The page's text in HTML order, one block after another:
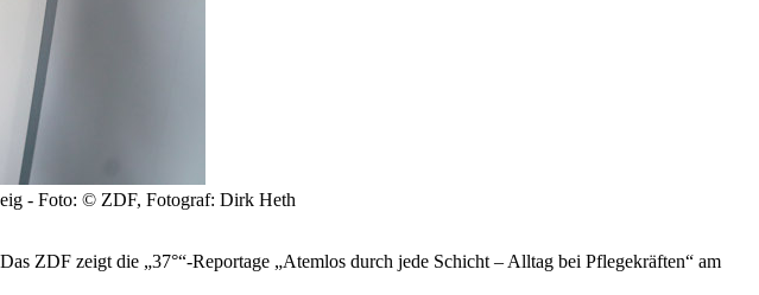
- Foto: © ZDF, Fotograf: Dirk Heth
ZDF zeigt die „37°“-Reportage „Atemlos durch jede Schicht – Alltag bei Pflegekräften“ am